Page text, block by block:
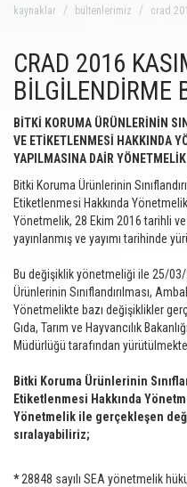
kaynaklar bültenlerimiz crad
CRAD 2016
BİLGİLENDİRME
BİTKİ KORUMA ÜRÜNLERİNİN
VE ETİKETLENMESİ HAKKINDA
YAPILMASINA DAİR
Bitki Koruma Ürünlerinin
Etiketlenmesi Hakkında
Yönetmelik, 28 Ekim 2016 tarihli
yayınlanmış ve yayımı tarihinde
Bu değişiklik yönetmeliği ile 25/
Ürünlerinin Sınıflandırılması,
Yönetmelikte bazı değişiklikler
Gıda, Tarım ve Hayvancılık
Müdürlüğü tarafından
Bitki Koruma Ürünlerinin
Etiketlenmesi Hakkında
Yönetmelik ile gerçekleşen
sıralayabiliriz;
*28848 sayılı SEA yönetmelik